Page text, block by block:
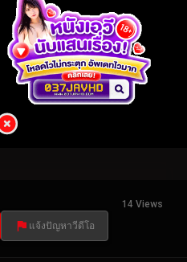
14 Views
แจ้งปัญหาวีดีโอ